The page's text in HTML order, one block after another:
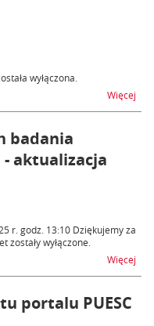
wyłączona.
Więcej
badania
- aktualizacja
r. godz. 13:10 Dziękujemy za
zostały wyłączone.
Więcej
portalu PUESC